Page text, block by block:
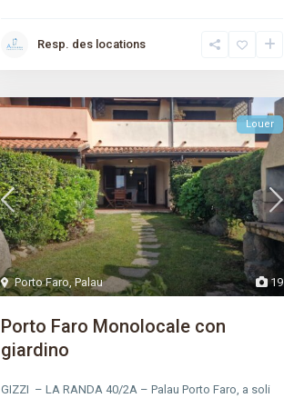
Resp. des locations
19
Porto Faro ,Palau
Louer
Porto Faro Monolocale con
giardino
GIZZI – LA RANDA 40/2A – Palau Porto Faro, a soli